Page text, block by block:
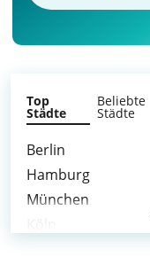
Top
Städte
Beliebte
Städte
Berlin
Hamburg
München